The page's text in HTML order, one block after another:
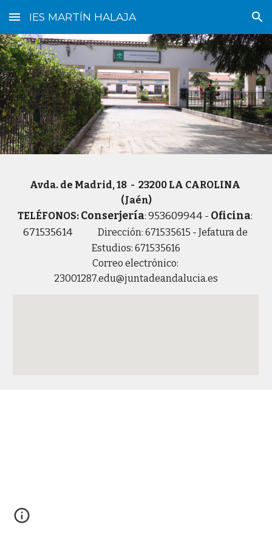
Skip to main content Skip to navigation
IES MARTÍN HALAJA
Avda. de Madrid, 18  -  23200 LA CAROLINA
(Jaén)
TELÉFONOS: Conserjería: 953609944 - Oficina:
671535614
Dirección: 671535615 - Jefatura de
Estudios: 671535616
Correo electrónico:
23001287.edu@juntadeandalucia.es